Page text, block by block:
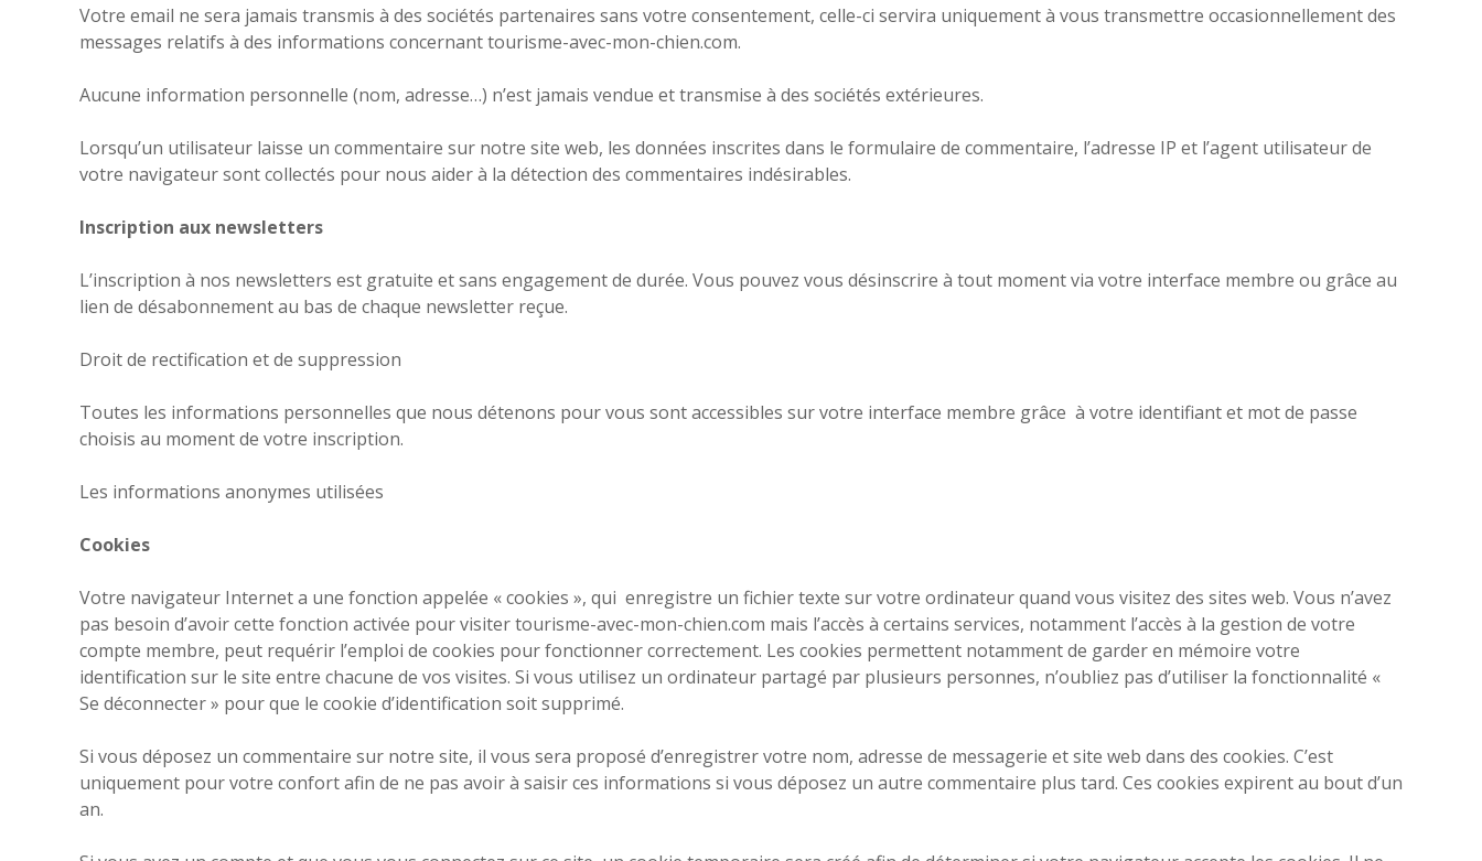
Votre email ne sera jamais transmis à des sociétés partenaires sans votre consentement, celle-ci servira uniquement à vous transmettre occasionnellement des
messages relatifs à des informations concernant tourisme-avec-mon-chien.com.
Aucune information personnelle (nom, adresse…) n’est jamais vendue et transmise à des sociétés extérieures.
Lorsqu’un utilisateur laisse un commentaire sur notre site web, les données inscrites dans le formulaire de commentaire, l’adresse IP et l’agent utilisateur de
votre navigateur sont collectés pour nous aider à la détection des commentaires indésirables.
Inscription aux newsletters
L’inscription à nos newsletters est gratuite et sans engagement de durée. Vous pouvez vous désinscrire à tout moment via votre interface membre ou grâce au
lien de désabonnement au bas de chaque newsletter reçue.
Droit de rectification et de suppression
Toutes les informations personnelles que nous détenons pour vous sont accessibles sur votre interface membre grâce à votre identifiant et mot de passe
choisis au moment de votre inscription.
Les informations anonymes utilisées
Cookies
Votre navigateur Internet a une fonction appelée « cookies », qui enregistre un fichier texte sur votre ordinateur quand vous visitez des sites web. Vous n’avez
pas besoin d’avoir cette fonction activée pour visiter tourisme-avec-mon-chien.com mais l’accès à certains services, notamment l’accès à la gestion de votre
compte membre, peut requérir l’emploi de cookies pour fonctionner correctement. Les cookies permettent notamment de garder en mémoire votre
identification sur le site entre chacune de vos visites. Si vous utilisez un ordinateur partagé par plusieurs personnes, n’oubliez pas d’utiliser la fonctionnalité «
Se déconnecter » pour que le cookie d’identification soit supprimé.
Si vous déposez un commentaire sur notre site, il vous sera proposé d’enregistrer votre nom, adresse de messagerie et site web dans des cookies. C’est
uniquement pour votre confort afin de ne pas avoir à saisir ces informations si vous déposez un autre commentaire plus tard. Ces cookies expirent au bout d’un
an.